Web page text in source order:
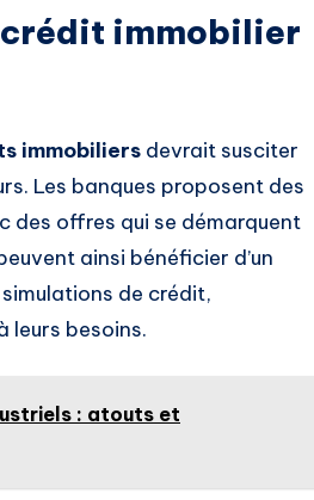
crédit immobilier
immobiliers devrait susciter
Les banques proposent des
des offres qui se démarquent
ainsi bénéficier d’un
de crédit,
leurs besoins.
: atouts et